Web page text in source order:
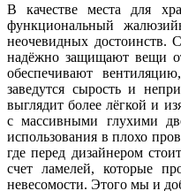
В качестве места для
функциональный
неочевидных достоинств.
надёжно защищают вещи
обеспечивают
заведутся сырость и
выглядит более лёгкой и
с массивными глухими
использования в плохо
где перед дизайнером
счет ламелей, которые
невесомости. Этого мы и